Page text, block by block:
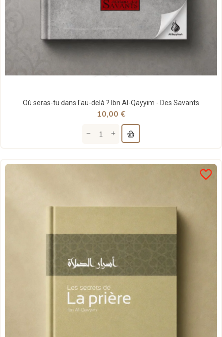
Où seras-tu dans l'au-delà ? Ibn Al-Qayyim - Des Savants
10,00 €
favorite_border